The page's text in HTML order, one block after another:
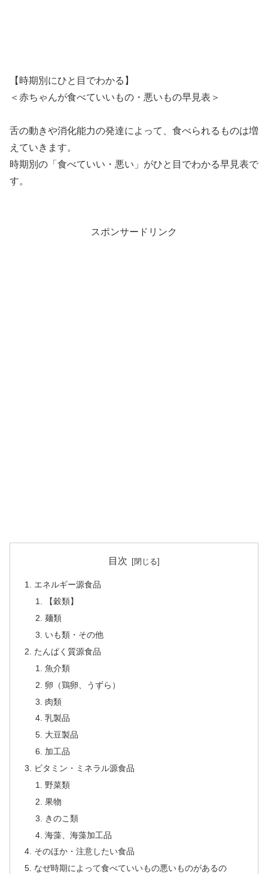
【時期別にひと目でわかる】
＜赤ちゃんが食べていいもの・悪いもの早見表＞
舌の動きや消化能力の発達によって、食べられるものは増
えていきます。
時期別の「食べていい・悪い」がひと目でわかる早見表で
す。
スポンサードリンク
目次
エネルギー源食品
【穀類】
麺類
いも類・その他
たんぱく質源食品
魚介類
卵（鶏卵、うずら）
肉類
乳製品
大豆製品
加工品
ビタミン・ミネラル源食品
野菜類
果物
きのこ類
海藻、海藻加工品
そのほか・注意したい食品
なぜ時期によって食べていいもの悪いものがあるの